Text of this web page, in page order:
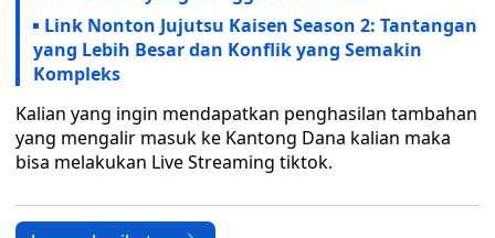
Link Nonton Jujutsu Kaisen Season 2: Tantangan
yang Lebih Besar dan Konflik yang Semakin
Kompleks
Kalian yang ingin mendapatkan penghasilan tambahan
yang mengalir masuk ke Kantong Dana kalian maka
bisa melakukan Live Streaming tiktok.